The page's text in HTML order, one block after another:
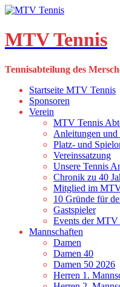
Skip
content
MTV Tennis
Tennisabteilung des
Startseite MTV Tennis
Sponsoren
Verein
MTV Tennis
Anleitungen und
Platz- und
Vereinssatzung
Unsere Tennis
Chronik zu 40
Mitglied im
10 Gründe für
Gastspieler
Events der MTV
Mannschaften
Damen
Damen 40
Damen 50 2026
Herren 1.